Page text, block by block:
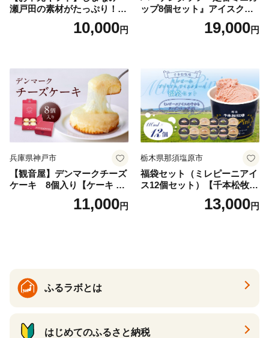
瀬戸田の素材がたっぷり！ジ
10,000円
ップ8個セット』アイスクリ
ーム アイス スイーツ デザー
19,000円
兵庫県神戸市
【観音屋】デンマークチーズ
ケーキ 8個入り【ケーキ チ
ーズケーキ 人気スイーツ お
すすめスイーツ 神戸スイー
11,000円
栃木県那須塩原市
福袋セット（ミレピーニアイ
ス12個セット）【千本松牧
場】 ns025-014-12 【デザー
ト 詰め合わせ ギフト】
13,000円
ふるラボとは
はじめてのふるさと納税